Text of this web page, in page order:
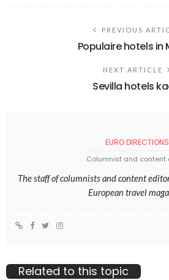
PREVIOUS
Populaire hotels in
NEXT ARTICLE
Sevilla hotels
EURO DIRECTIONS
Columnist and content
The staff of columnists and content
European travel
Related to this topic